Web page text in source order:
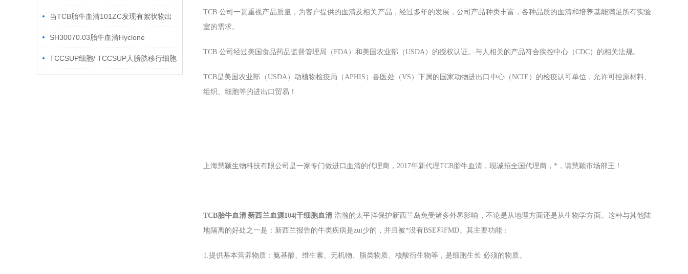
当TCB胎牛血清101ZC发现有絮状物出
现，该如何处理
SH30070.03胎牛血清Hyclone
TCCSUP细胞/ TCCSUP人膀胱移行细胞
TCB 公司一贯重视产品质量，为客户提供的血清及相关产品，经过多年的发展，公司产品种类丰富，各种品质的血清和培养基能满足所有实验
室的需求。
TCB 公司经过美国食品药品监督管理局（FDA）和美国农业部（USDA）的授权认证。与人相关的产品符合疾控中心（CDC）的相关法规。
TCB是美国农业部（USDA）动植物检疫局（APHIS）兽医处（VS）下属的国家动物进出口中心（NCIE）的检疫认可单位，允许可控原材料、
组织、细胞等的进出口贸易！
上海慧颖生物科技有限公司是一家专门做进口血清的代理商， 2017年新代理TCB胎牛血清，现诚招全国代理商， *， 请慧颖市场部王！
TCB胎牛血清|新西兰血源104|干细胞血清 浩瀚的太平洋保护新西兰岛免受诸多外界影响，不论是从地理方面还是从生物学方面。这种与其他陆
地隔离的好处之一是：新西兰报告的牛类疾病是zui少的，并且被*没有BSE和FMD。其主要功能：
1.提供基本营养物质：氨基酸、维生素、无机物、脂类物质、核酸衍生物等，是细胞生长 必须的物质。